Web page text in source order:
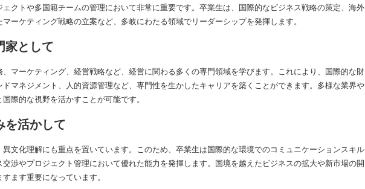
クトや多国籍チームの管理において非常に重要です。卒業生は、国際的なビジネス戦略の策定、海外
ーケティング戦略の立案など、多岐にわたる領域でリーダーシップを発揮します。
として
マーケティング、経営戦略など、経営に関わる多くの専門領域を学びます。これにより、国際的な財
マネジメント、人的資源管理など、専門性を生かしたキャリアを築くことができます。多様な業界や
際的な視野を活かすことが可能です。
活かして
文化理解にも重点を置いています。このため、卒業生は国際的な環境でのコミュニケーションスキル
渉やプロジェクト管理において優れた能力を発揮します。国境を越えたビジネスの拡大や新市場の開
ます重要になっています。